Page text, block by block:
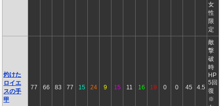
女
性
限
定
灼けた
ロイエ
スの手
甲
77 66 83 77 15 24 9 15 11 16 19 0 0 45 4.5
敵
撃
破
時
HP
5回
復
※